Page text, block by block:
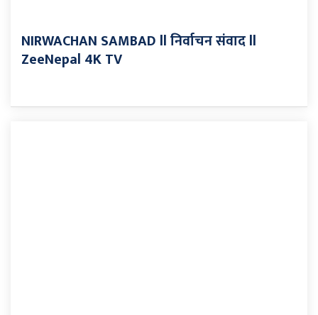
NIRWACHAN SAMBAD ll निर्वाचन संवाद ll
ZeeNepal 4K TV